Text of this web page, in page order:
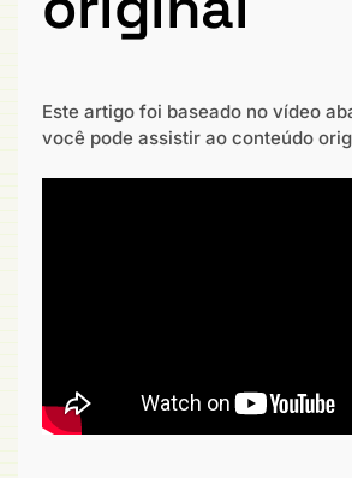
Este artigo foi baseado no vídeo
você pode assistir ao conteúdo